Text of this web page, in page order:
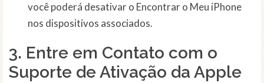
você poderá desativar o Encontrar o Meu iPhone
nos dispositivos associados.
3. Entre em Contato com o
Suporte de Ativação da Apple